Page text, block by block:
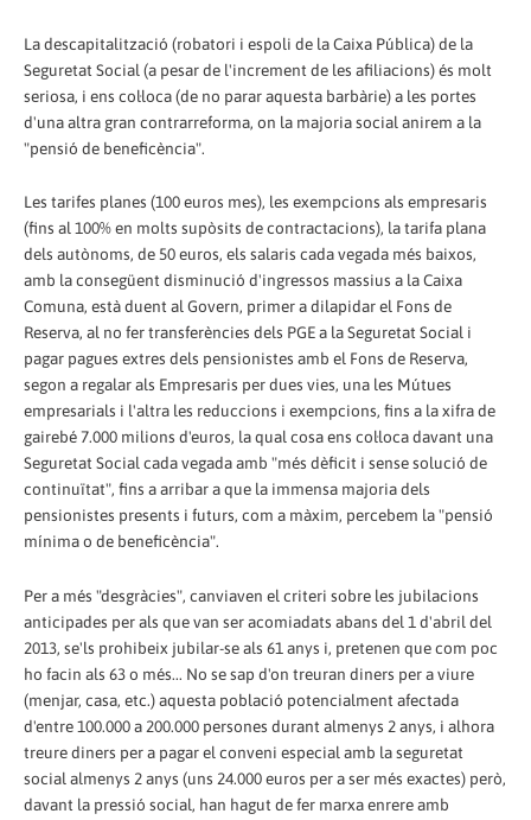
La descapitalització (robatori i espoli de la Caixa Pública) de la
Seguretat Social (a pesar de l'increment de les afiliacions) és molt
seriosa, i ens col·loca (de no parar aquesta barbàrie) a les portes
d'una altra gran contrarreforma, on la majoria social anirem a la
"pensió de beneficència".
Les tarifes planes (100 euros mes), les exempcions als empresaris
(fins al 100% en molts supòsits de contractacions), la tarifa plana
dels autònoms, de 50 euros, els salaris cada vegada més baixos,
amb la consegüent disminució d'ingressos massius a la Caixa
Comuna, està duent al Govern, primer a dilapidar el Fons de
Reserva, al no fer transferències dels PGE a la Seguretat Social i
pagar pagues extres dels pensionistes amb el Fons de Reserva,
segon a regalar als Empresaris per dues vies, una les Mútues
empresarials i l'altra les reduccions i exempcions, fins a la xifra de
gairebé 7.000 milions d'euros, la qual cosa ens col·loca davant una
Seguretat Social cada vegada amb "més dèficit i sense solució de
continuïtat", fins a arribar a que la immensa majoria dels
pensionistes presents i futurs, com a màxim, percebem la "pensió
mínima o de beneficència".
Per a més "desgràcies", canviaven el criteri sobre les jubilacions
anticipades per als que van ser acomiadats abans del 1 d'abril del
2013, se'ls prohibeix jubilar-se als 61 anys i, pretenen que com poc
ho facin als 63 o més... No se sap d'on treuran diners per a viure
(menjar, casa, etc.) aquesta població potencialment afectada
d'entre 100.000 a 200.000 persones durant almenys 2 anys, i alhora
treure diners per a pagar el conveni especial amb la seguretat
social almenys 2 anys (uns 24.000 euros per a ser més exactes) però,
davant la pressió social, han hagut de fer marxa enrere amb